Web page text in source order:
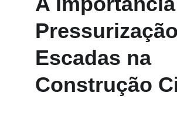
Escadas na
Construção